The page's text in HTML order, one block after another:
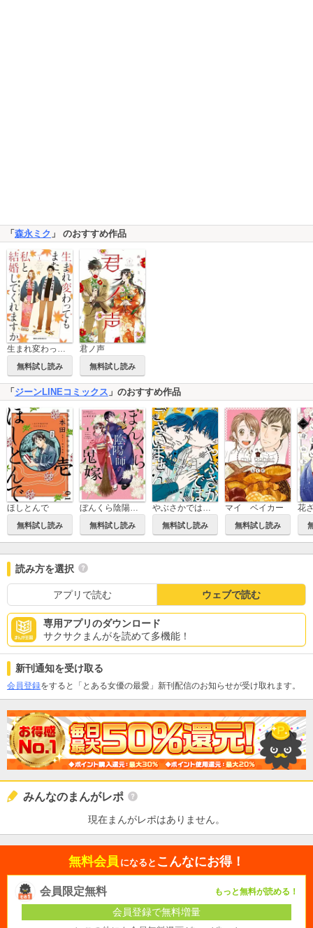
「森永ミク 」 のおすすめ作品
生まれ変わってもまた、私と結婚してくれますか
無料試し読み
君ノ声
無料試し読み
「 ジーンLINEコミックス 」のおすすめ作品
ほしとんで
無料試し読み
ぼんくら陰陽師の鬼嫁
無料試し読み
やぶさかではございません
無料試し読み
マイ ベイカー
無料試し読み
読み方を選択
アプリで読む ウェブで読む
専用アプリのダウンロード
サクサクまんがを読めて多機能！
新刊通知を受け取る
会員登録をすると「とある女優の最愛」新刊配信のお知らせが受け取れます。
みんなのまんがレポ
現在まんがレポはありません。
無料会員 になると こんなにお得！
会員限定無料 もっと無料が読める！
会員登録で無料増量